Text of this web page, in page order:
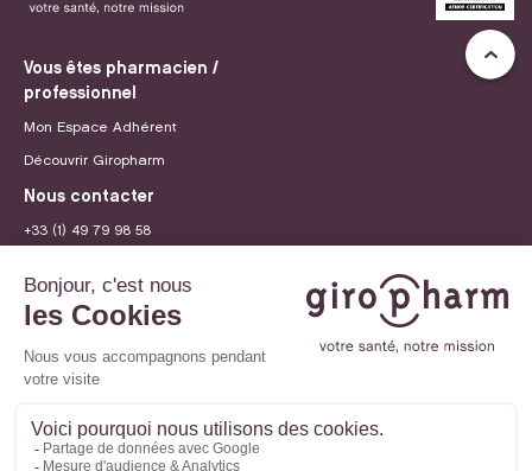
Vous êtes pharmacien /
professionnel
Mon Espace Adhérent
Découvrir Giropharm
Nous contacter
+33 (1) 49 79 98 58
Recrutement